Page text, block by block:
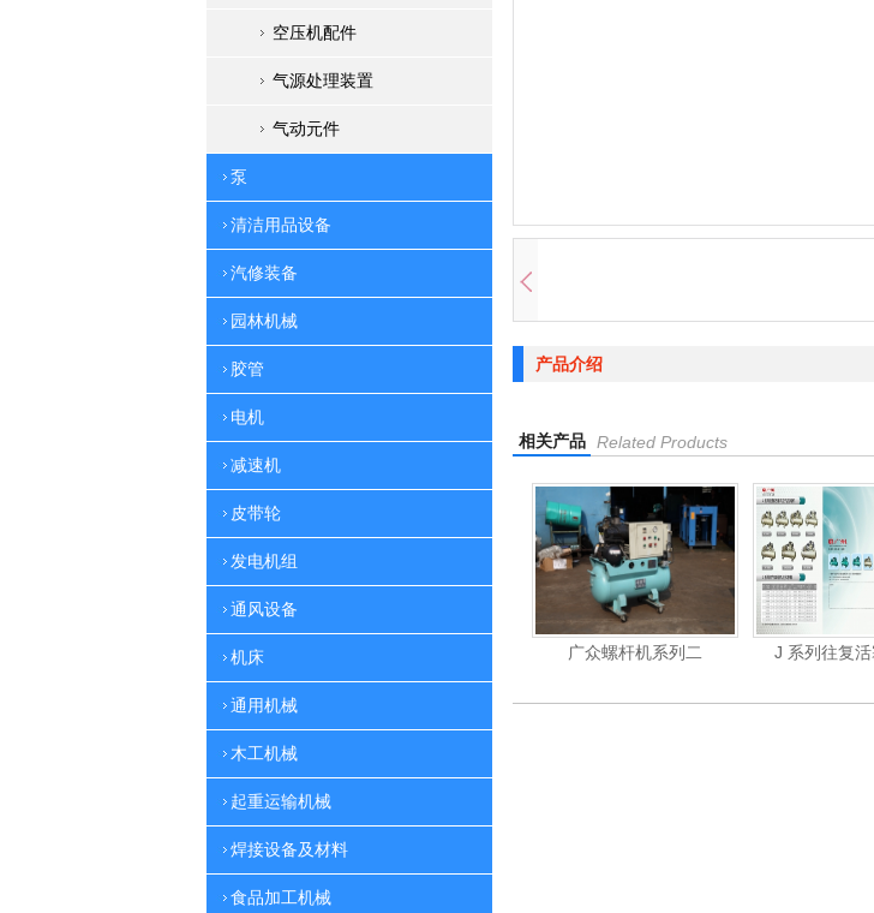
空压机配件
气源处理装置
气动元件
泵
清洁用品设备
汽修装备
园林机械
胶管
电机
减速机
皮带轮
发电机组
通风设备
机床
通用机械
木工机械
起重运输机械
焊接设备及材料
食品加工机械
产品介绍
相关产品 Related Products
广众螺杆机系列一 J 系列往复活塞式空气 G系